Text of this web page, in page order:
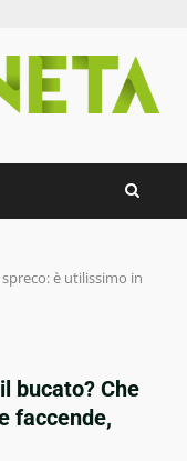
è utilissimo in
bucato? Che
faccende,